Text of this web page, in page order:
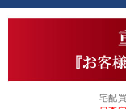
宅配